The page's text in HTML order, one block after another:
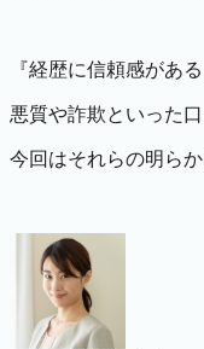
『経歴に信頼感があ
悪質や詐欺といった
今回はそれらの明ら